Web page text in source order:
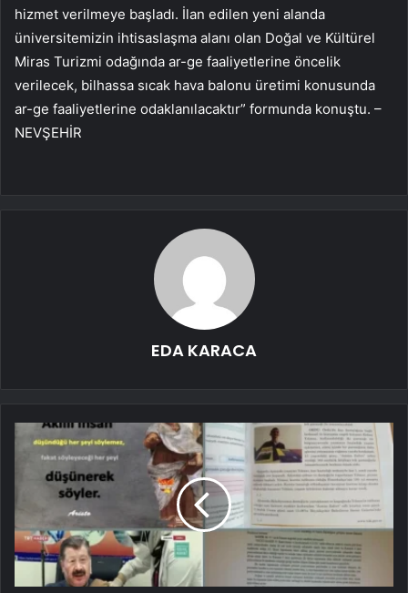
hizmet verilmeye başladı. İlan edilen yeni alanda
üniversitemizin ihtisaslaşma alanı olan Doğal ve Kültürel
Miras Turizmi odağında ar-ge faaliyetlerine öncelik
verilecek, bilhassa sıcak hava balonu üretimi konusunda
ar-ge faaliyetlerine odaklanılacaktır” formunda konuştu. –
NEVŞEHİR
EDA KARACA